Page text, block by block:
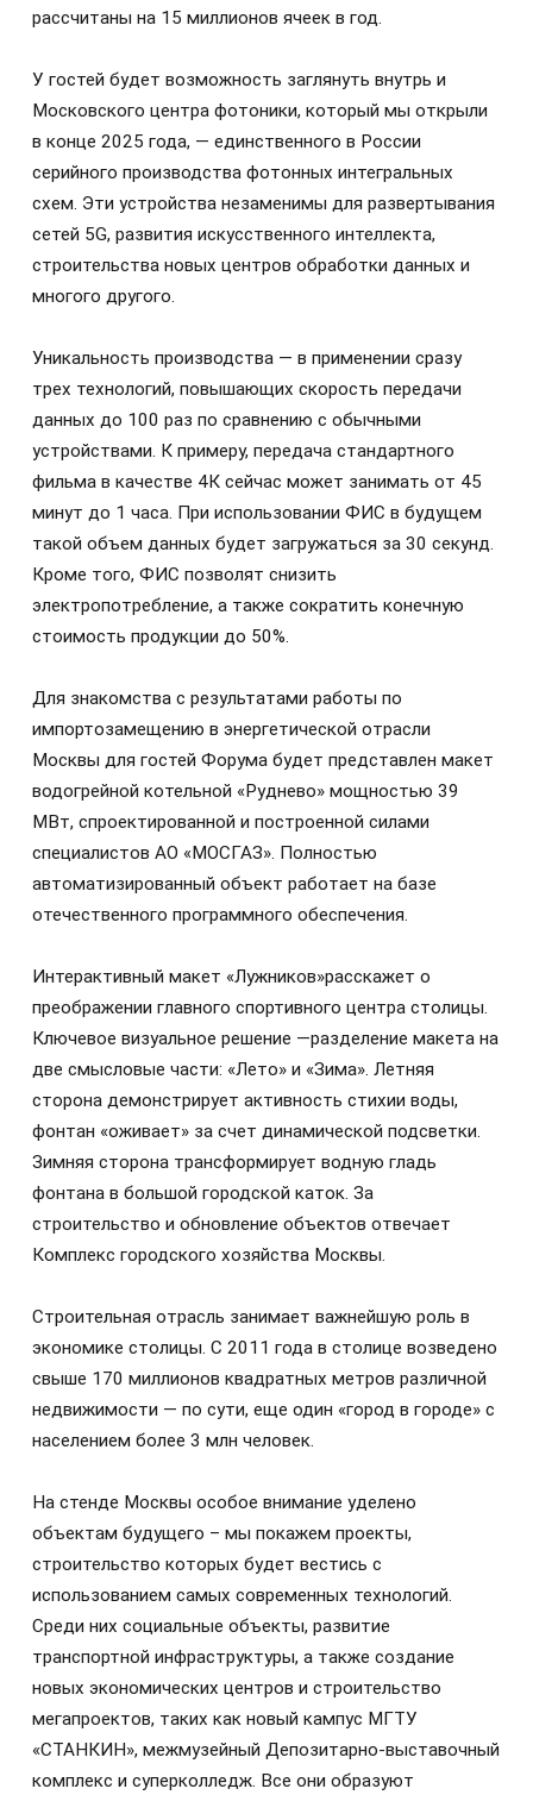
рассчитаны на 15 миллионов ячеек в год.
У гостей будет возможность заглянуть внутрь и
Московского центра фотоники, который мы открыли
в конце 2025 года, — единственного в России
серийного производства фотонных интегральных
схем. Эти устройства незаменимы для развертывания
сетей 5G, развития искусственного интеллекта,
строительства новых центров обработки данных и
многого другого.
Уникальность производства — в применении сразу
трех технологий, повышающих скорость передачи
данных до 100 раз по сравнению с обычными
устройствами. К примеру, передача стандартного
фильма в качестве 4К сейчас может занимать от 45
минут до 1 часа. При использовании ФИС в будущем
такой объем данных будет загружаться за 30 секунд.
Кроме того, ФИС позволят снизить
электропотребление, а также сократить конечную
стоимость продукции до 50%.
Для знакомства с результатами работы по
импортозамещению в энергетической отрасли
Москвы для гостей Форума будет представлен макет
водогрейной котельной «Руднево» мощностью 39
МВт, спроектированной и построенной силами
специалистов АО «МОСГАЗ». Полностью
автоматизированный объект работает на базе
отечественного программного обеспечения.
Интерактивный макет «Лужников»расскажет о
преображении главного спортивного центра столицы.
Ключевое визуальное решение —разделение макета на
две смысловые части: «Лето» и «Зима». Летняя
сторона демонстрирует активность стихии воды,
фонтан «оживает» за счет динамической подсветки.
Зимняя сторона трансформирует водную гладь
фонтана в большой городской ĸатоĸ. За
строительство и обновление объектов отвечает
Комплекс городского хозяйства Москвы.
Строительная отрасль занимает важнейшую роль в
экономике столицы. С 2011 года в столице возведено
свыше 170 миллионов квадратных метров различной
недвижимости — по сути, еще один «город в городе» с
населением более 3 млн человек.
На стенде Москвы особое внимание уделено
объектам будущего – мы покажем проекты,
строительство которых будет вестись с
использованием самых современных технологий.
Среди них социальные объекты, развитие
транспортной инфраструктуры, а также создание
новых экономических центров и строительство
мегапроектов, таких как новый кампус МГТУ
«СТАНКИН», межмузейный Депозитарно-выставочный
комплекс и суперколледж. Все они образуют